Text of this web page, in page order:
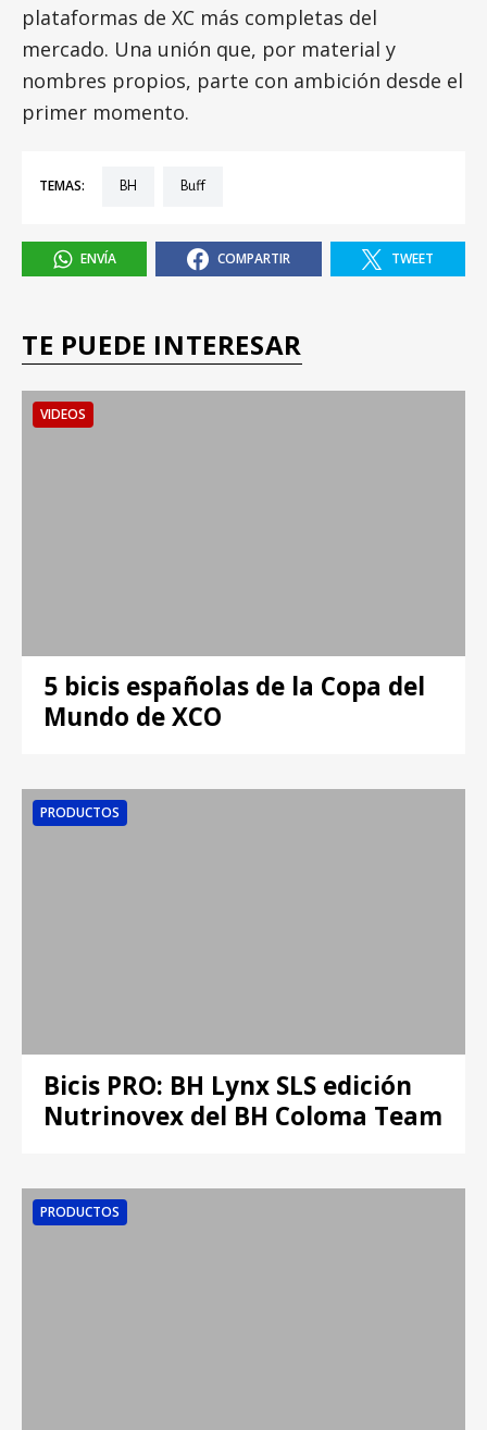
plataformas de XC más completas del
mercado. Una unión que, por material y
nombres propios, parte con ambición desde el
primer momento.
TEMAS: BH Buff
ENVÍA COMPARTIR TWEET
TE PUEDE INTERESAR
VIDEOS
5 bicis españolas de la Copa del
Mundo de XCO
PRODUCTOS
Bicis PRO: BH Lynx SLS edición
Nutrinovex del BH Coloma Team
PRODUCTOS